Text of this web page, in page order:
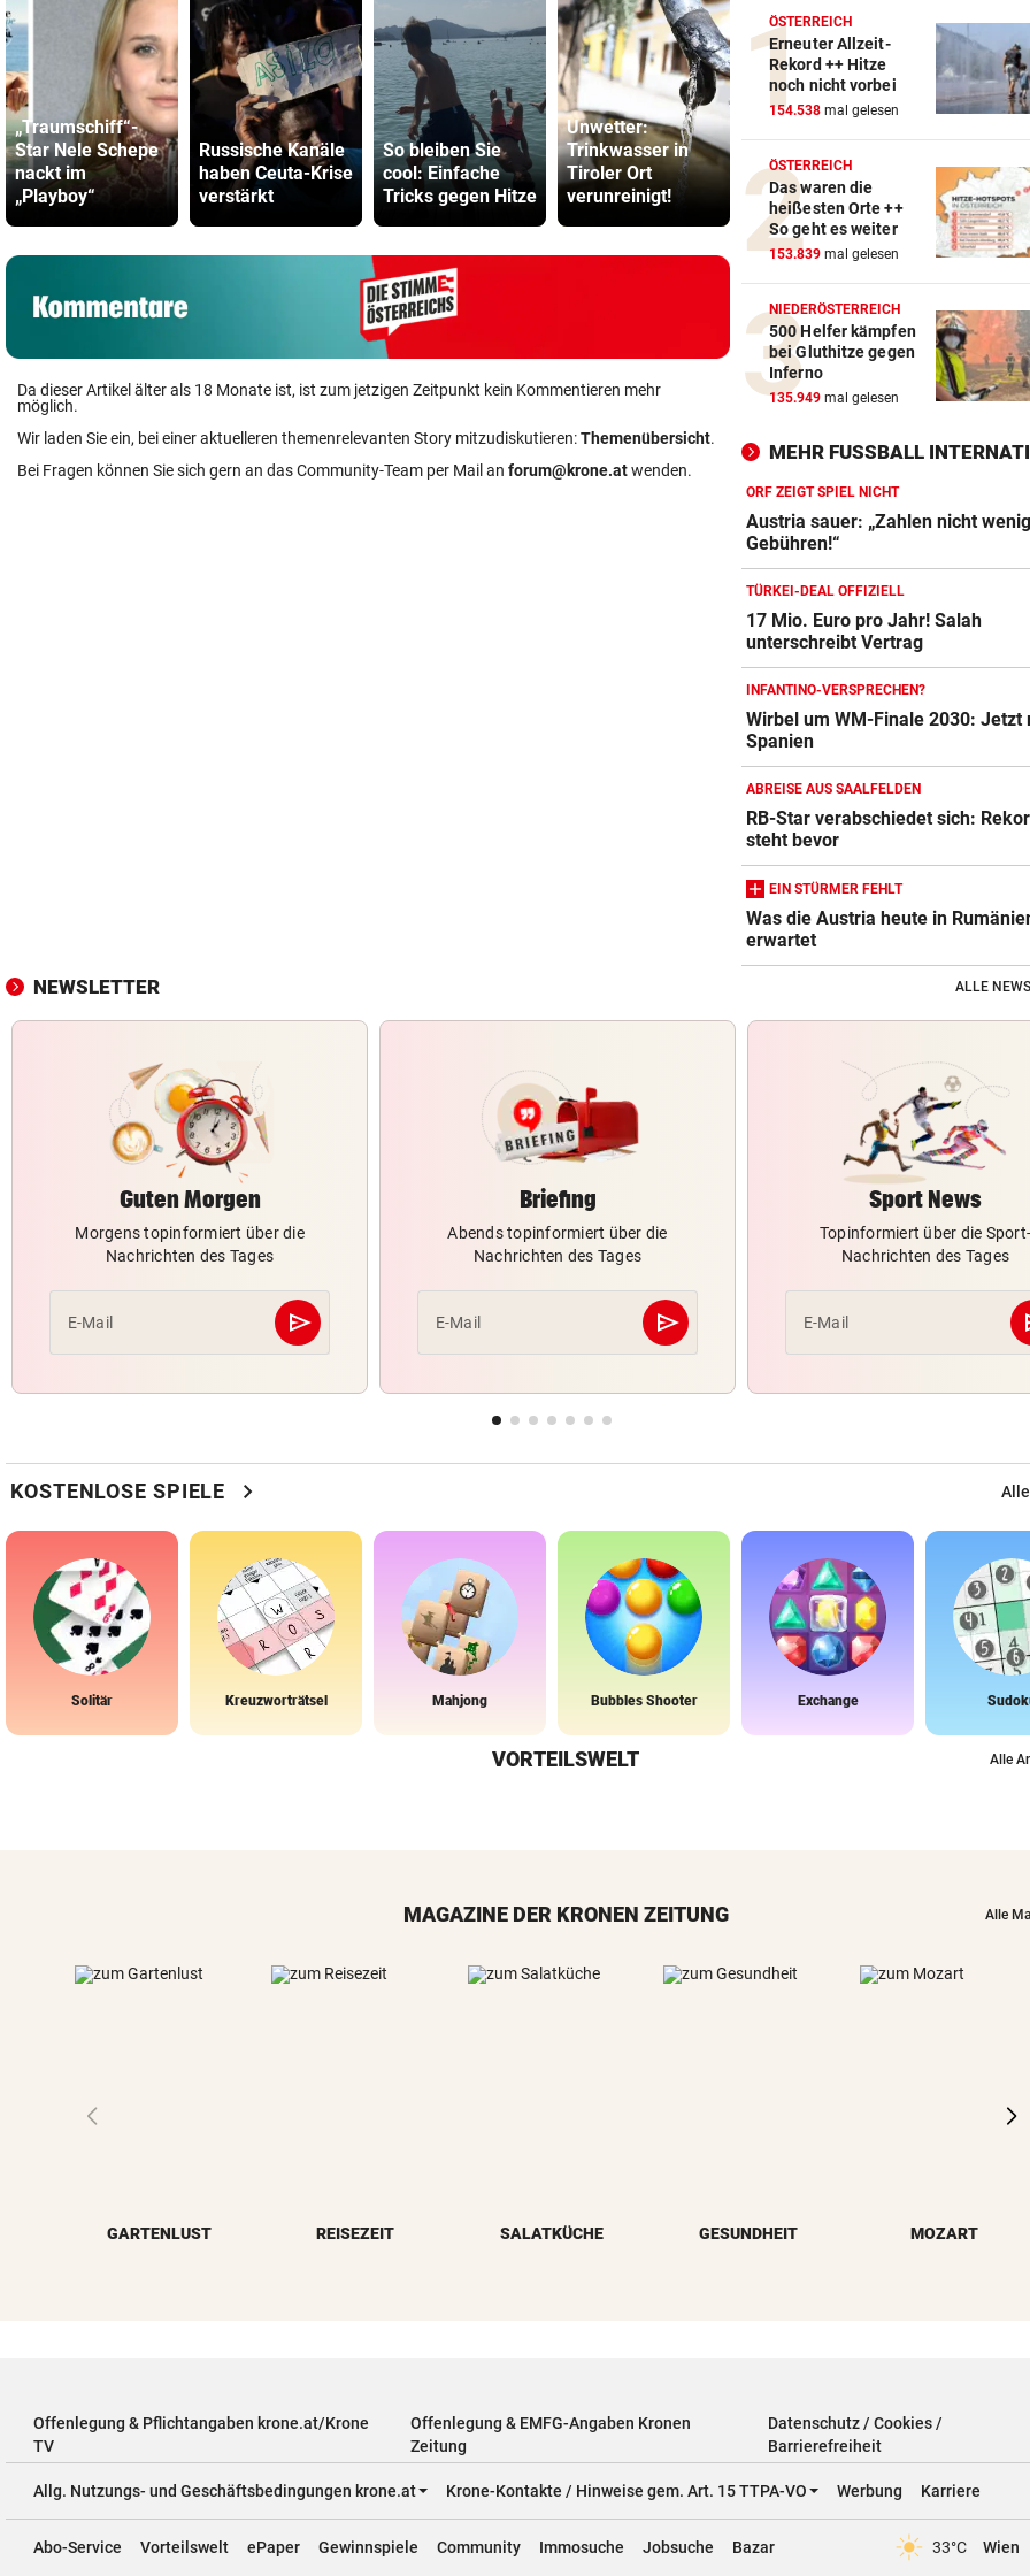
„Traumschiff“-
Star Nele Schepe
nackt im
„Playboy“
Russische Kanäle
haben Ceuta-Krise
verstärkt
So bleiben Sie
cool: Einfache
Tricks gegen Hitze
Unwetter:
Trinkwasser in
Tiroler Ort
verunreinigt!
von Polizisten ++
Stars in Gars
Verdacht
Da dieser Artikel älter als 18 Monate ist, ist zum jetzigen Zeitpunkt kein Kommentieren mehr
möglich.
Wir laden Sie ein, bei einer aktuelleren themenrelevanten Story mitzudiskutieren:Themenübersicht.
Bei Fragen können Sie sich gern an das Community-Team per Mail an forum@krone.atwenden.
ÖSTERREICH
Erneuter Allzeit-
Rekord ++ Hitze
noch nicht vorbei
154.538 mal gelesen
ÖSTERREICH
Das waren die
heißesten Orte ++
So geht es weiter
153.839 mal gelesen
NIEDERÖSTERREICH
500 Helfer kämpfen
bei Gluthitze gegen
Inferno
135.949 mal gelesen
MEHR FUSSBALL
ORF ZEIGT SPIEL NICHT
Austria sauer: „Zahlen nicht
Gebühren!“
TÜRKEI-DEAL OFFIZIELL
17 Mio. Euro pro Jahr! Salah
unterschreibt Vertrag
INFANTINO-VERSPRECHEN?
Wirbel um WM-Finale 2030: Jetzt
Spanien
ABREISE AUS SAALFELDEN
RB-Star verabschiedet sich:
steht bevor
EIN STÜRMER FEHLT
Was die Austria heute in
erwartet
NEWSLETTER ALLE
Guten Morgen
Morgens topinformiert über die
Nachrichten des Tages
E-Mail send
Abschicken
Briefing
Abends topinformiert über die
Nachrichten des Tages
E-Mail send
Abschicken
Sport News
Topinformiert über die Sport-
Nachrichten des Tages
E-Mail
KOSTENLOSE SPIELE chevron_right
Solitär Kreuzworträtsel Mahjong Bubbles Shooter Exchange
VORTEILSWELT Alle
MAGAZINE DER KRONEN ZEITUNG Alle
GARTENLUST REISEZEIT SALATKÜCHE GESUNDHEIT MOZART
Offenlegung & Pflichtangaben krone.at/Krone
TV
Offenlegung & EMFG-Angaben Kronen
Zeitung
Datenschutz / Cookies /
Barrierefreiheit
Allg. Nutzungs- und Geschäftsbedingungen krone.at Krone-Kontakte / Hinweise gem. Art. 15 TTPA-VO Werbung Karriere
Abo-Service Vorteilswelt ePaper Gewinnspiele Community Immosuche Jobsuche Bazar 33°C Wien